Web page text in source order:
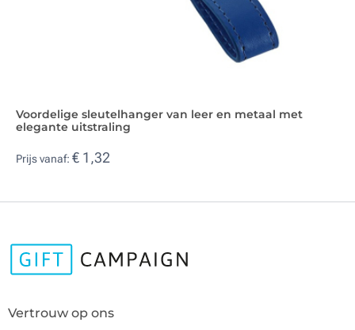
Voordelige sleutelhanger van leer en metaal met
elegante uitstraling
Prijs vanaf: € 1,32
Vertrouw op ons